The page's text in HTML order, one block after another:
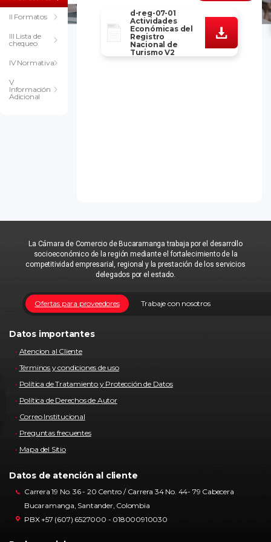
II Formatos
III Lista de
chequeo
IV Normativa
V
Información
Adicional
d-reg-07-01
Actividades
Económicas del
Registro
Nacional de
Turismo V2
La Cámara de Comercio de Bucaramanga trabaja por el desarrollo
socioeconómico de la región mediante el fortalecimiento de la
competitividad empresarial, regional y la prestación de los servicios
delegados por el estado.
Trabaje con nosotros
Ofertas para proveedores
Datos importantes
Atencion al Cliente
Términos y condiciones de uso
Política de Tratamiento y Protección de Datos
Política de Derechos de Autor
Correo Institucional
Preguntas frecuentes
Mapa del Sitio
Datos de atención al cliente
Carrera 19 No. 36 - 20 Centro / Carrera 34 No. 44- 79 Cabecera
Bucaramanga, Santander, Colombia
PBX +57 (607) 6527000 - 018000910030